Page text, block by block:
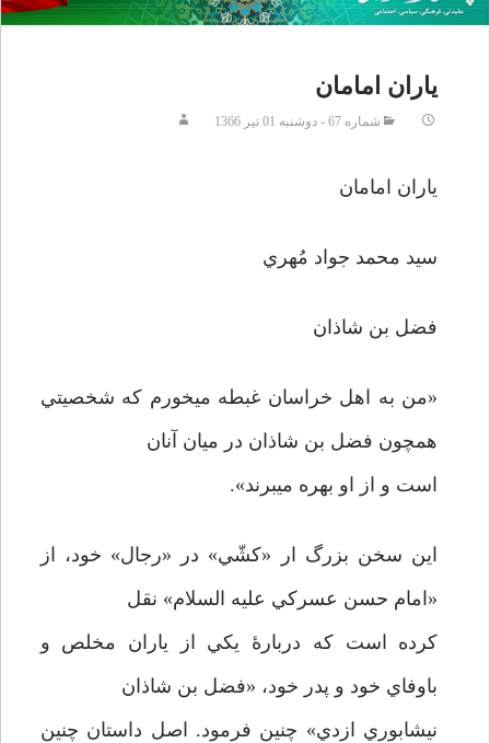
یاران امامان
شماره 67 - دوشنبه 01 تير 1366
ياران امامان
سيد محمد جواد مُهري
فضل بن شاذان
«من به اهل خراسان غبطه مي­خورم كه شخصيتي
همچون فضل بن شاذان در ميان آنان
است و از او بهره مي­برند».
اين سخن بزرگ ار «كشّي» در «رجال» خود، از
«امام حسن عسركي عليه السلام» نقل
كرده است كه دربارۀ يكي از ياران مخلص و
باوفاي خود و پدر خود، «فضل بن شاذان
نيشابوري ازدي» چنين فرمود. اصل داستان چنين